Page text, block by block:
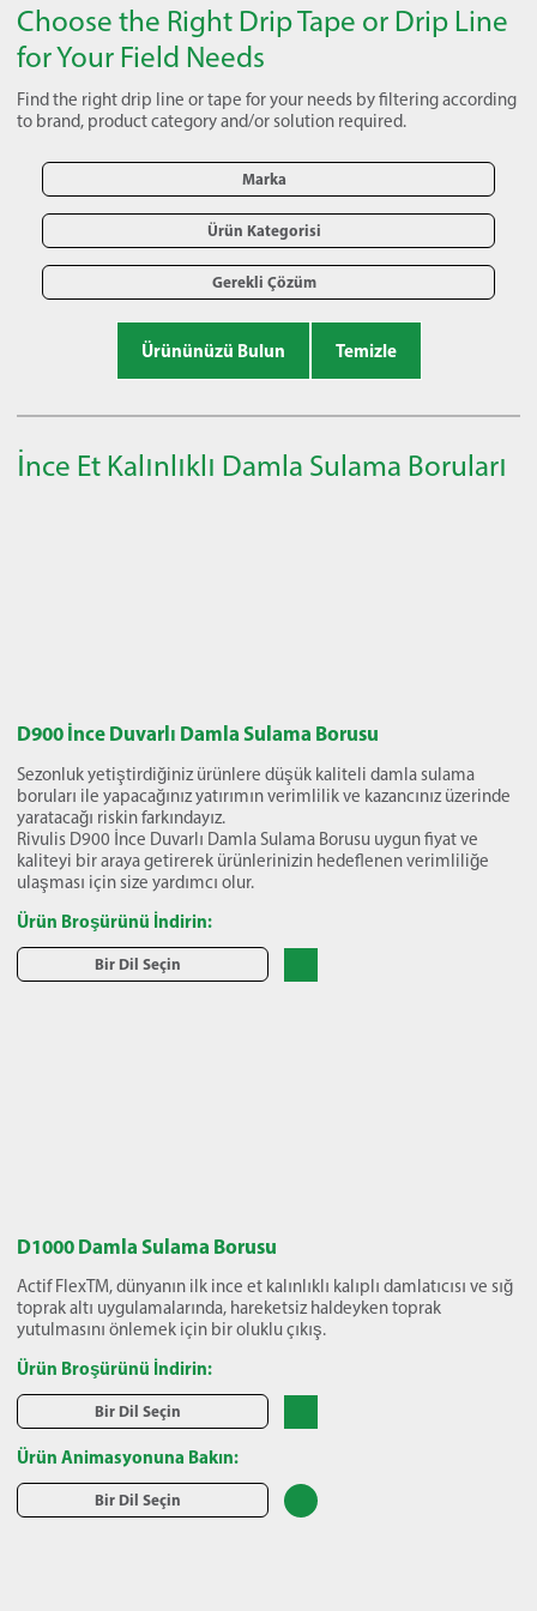
Choose the Right Drip Tape or Drip Line
for Your Field Needs
Find the right drip line or tape for your needs by filtering according
to brand, product category and/or solution required.
Marka
Ürün Kategorisi
Gerekli Çözüm
Ürününüzü Bulun Temizle
İnce Et Kalınlıklı Damla Sulama Boruları
D900 İnce Duvarlı Damla Sulama Borusu
Sezonluk yetiştirdiğiniz ürünlere düşük kaliteli damla sulama
boruları ile yapacağınız yatırımın verimlilik ve kazancınız üzerinde
yaratacağı riskin farkındayız.
Rivulis D900 İnce Duvarlı Damla Sulama Borusu uygun fiyat ve
kaliteyi bir araya getirerek ürünlerinizin hedeflenen verimliliğe
ulaşması için size yardımcı olur.
Ürün Broşürünü İndirin:
Bir Dil Seçin
D1000 Damla Sulama Borusu
Actif FlexTM, dünyanın ilk ince et kalınlıklı kalıplı damlatıcısı ve sığ
toprak altı uygulamalarında, hareketsiz haldeyken toprak
yutulmasını önlemek için bir oluklu çıkış.
Ürün Broşürünü İndirin:
Bir Dil Seçin
Ürün Animasyonuna Bakın:
Bir Dil Seçin